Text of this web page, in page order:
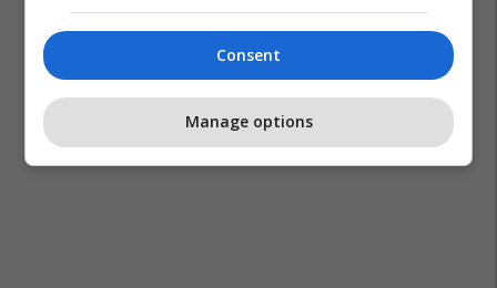
Consent
Manage options